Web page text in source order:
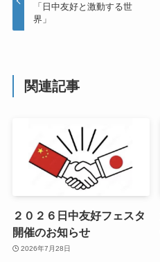
「日中友好と激動する世
界」
関連記事
２０２６日中友好フェスタ
開催のお知らせ
2026年7月28日